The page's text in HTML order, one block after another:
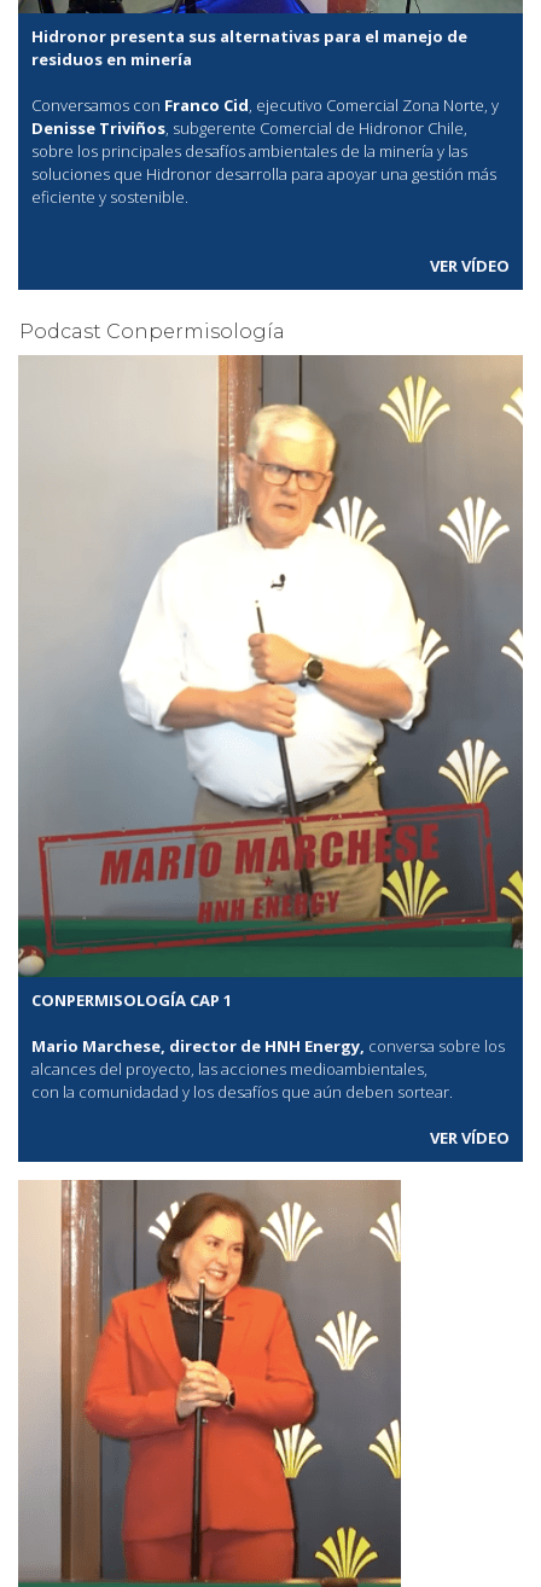
Hidronor presenta sus alternativas para el manejo de
residuos en minería
Conversamos con Franco Cid, ejecutivo Comercial Zona Norte, y
Denisse Triviños, subgerente Comercial de Hidronor Chile,
sobre los principales desafíos ambientales de la minería y las
soluciones que Hidronor desarrolla para apoyar una gestión más
eficiente y sostenible.
VER VÍDEO
Podcast Conpermisología
CONPERMISOLOGÍA CAP 1
Mario Marchese, director de HNH Energy, conversa sobre los
alcances del proyecto, las acciones medioambientales,
con la comunidadad y los desafíos que aún deben sortear.
VER VÍDEO